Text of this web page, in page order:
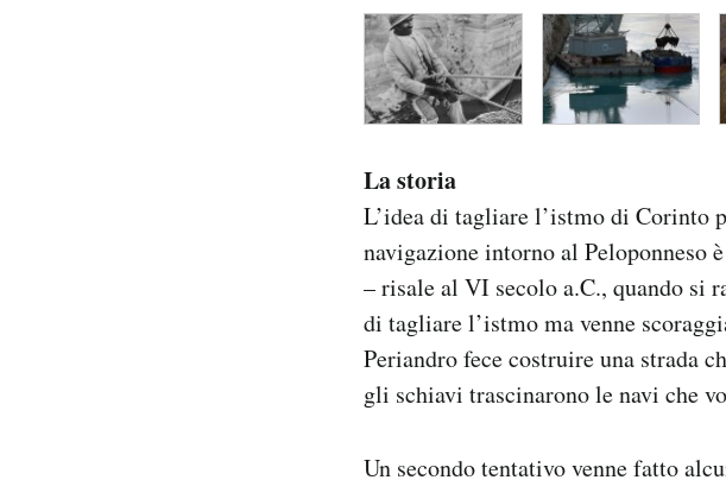
La storia
L’idea di tagliare l’istmo di
navigazione intorno al
– risale al VI secolo a.C., quando si
di tagliare l’istmo ma venne
Periandro fece costruire una strada
gli schiavi trascinarono le navi che
Un secondo tentativo venne fatto